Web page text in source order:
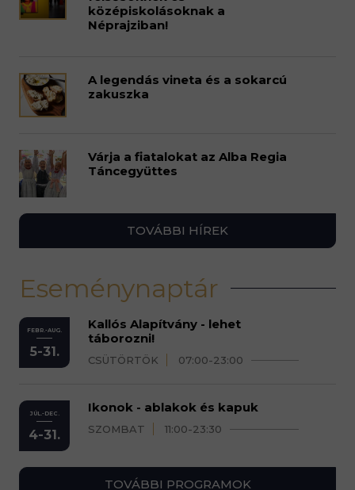
középiskolásoknak a
Néprajziban!
A legendás vineta és a sokarcú
zakuszka
Várja a fiatalokat az Alba Regia
Táncegyüttes
TOVÁBBI HÍREK
Eseménynaptár
FEBR.-AUG.
5-31.
Kallós Alapítvány - lehet
táborozni!
CSÜTÖRTÖK 07:00-23:00
JÚL.-DEC.
4-31.
Ikonok - ablakok és kapuk
SZOMBAT 11:00-23:30
TOVÁBBI PROGRAMOK